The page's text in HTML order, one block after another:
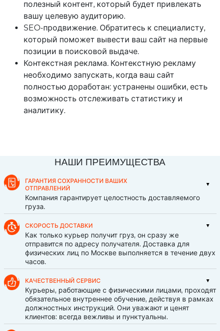
полезный контент, который будет привлекать
вашу целевую аудиторию.
SEO-продвижение. Обратитесь к специалисту,
который поможет вывести ваш сайт на первые
позиции в поисковой выдаче.
Контекстная реклама. Контекстную рекламу
необходимо запускать, когда ваш сайт
полностью доработан: устранены ошибки, есть
возможность отслеживать статистику и
аналитику.
НАШИ ПРЕИМУЩЕСТВА
ГАРАНТИЯ СОХРАННОСТИ ВАШИХ
ОТПРАВЛЕНИЙ
Компания гарантирует целостность доставляемого
груза.
СКОРОСТЬ ДОСТАВКИ
Как только курьер получит груз, он сразу же
отправится по адресу получателя. Доставка для
физических лиц по Москве выполняется в течение двух
часов.
КАЧЕСТВЕННЫЙ СЕРВИС
Курьеры, работающие с физическими лицами, проходят
обязательное внутреннее обучение, действуя в рамках
должностных инструкций. Они уважают и ценят
клиентов: всегда вежливы и пунктуальны.